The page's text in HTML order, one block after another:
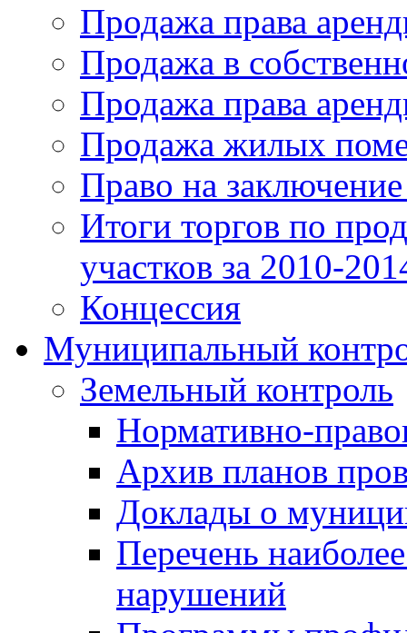
Продажа права
Продажа в
Продажа права
Продажа жилых
Право на
Итоги торгов по
участков за 2010-
Концессия
Муниципальный
Земельный контроль
Нормативно-
Архив планов
Доклады о
Перечень
нарушений